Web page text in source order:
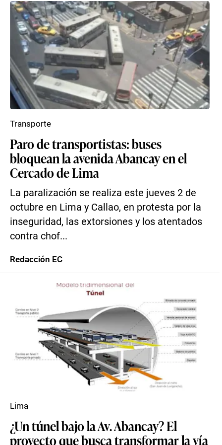
Paro de transportistas: buses
bloquean la avenida Abancay en el
Cercado de Lima
La paralización se realiza este jueves 2 de
octubre en Lima y Callao, en protesta por la
inseguridad, las extorsiones y los atentados
contra chof...
Transporte
Redacción EC
¿Un túnel bajo la Av. Abancay? El
proyecto que busca transformar la vía
Lima